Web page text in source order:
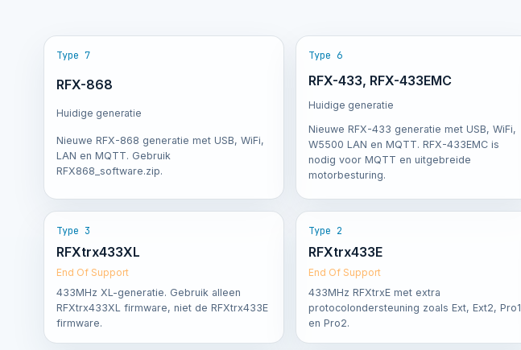
Type 7
RFX-868
Huidige generatie
Nieuwe RFX-868 generatie met USB, WiFi,
LAN en MQTT. Gebruik
RFX868_software.zip.
Type 6
RFX-433, RFX-433EMC
Huidige generatie
Nieuwe RFX-433 generatie met USB, WiFi,
W5500 LAN en MQTT. RFX-433EMC is
nodig voor MQTT en uitgebreide
motorbesturing.
Type 3
RFXtrx433XL
End Of Support
433MHz XL-generatie. Gebruik alleen
RFXtrx433XL firmware, niet de RFXtrx433E
firmware.
Type 2
RFXtrx433E
End Of Support
433MHz RFXtrxE met extra
protocolondersteuning zoals Ext, Ext2, Pro1
en Pro2.